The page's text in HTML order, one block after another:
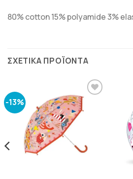
80% cotton 15% polyamide 3%
ΣΧΕΤΙΚΆ ΠΡΟΪΌΝΤΑ
-13%
ΠΡΟΣΘΉΚΗ
ΣΤΗΝ
ΛΊΣΤΑ
ΕΠΙΘΥΜΙΏΝ